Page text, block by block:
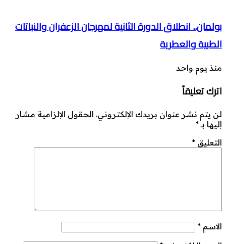
بولمان.. انطلاق الدورة الثانية لمهرجان الزعفران والنباتات
الطبية والعطرية
منذ يوم واحد
اترك تعليقاً
لن يتم نشر عنوان بريدك الإلكتروني. الحقول الإلزامية مشار
إليها بـ*
التعليق *
الاسم *